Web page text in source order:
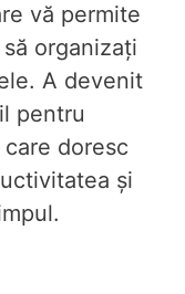
vă permite
organizați
A devenit
pentru
doresc
și